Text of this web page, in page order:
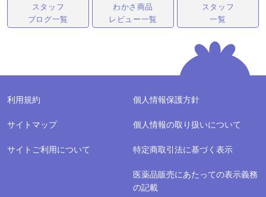
スタッフ
ブログ一覧
わかさ商品
レビュー一覧
スタッフ
一覧
利用規約 個人情報保護方針
サイトマップ 個人情報の取り扱いについて
サイトご利用について 特定商取引法に基づく表示
医薬品販売にあたっての表示義務
の記載